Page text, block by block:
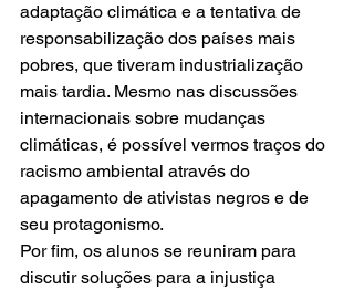
adaptação climática e a tentativa de
responsabilização dos países mais
pobres, que tiveram industrialização
mais tardia. Mesmo nas discussões
internacionais sobre mudanças
climáticas, é possível vermos traços do
racismo ambiental através do
apagamento de ativistas negros e de
seu protagonismo.
Por fim, os alunos se reuniram para
discutir soluções para a injustiça